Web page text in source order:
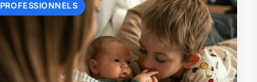
PROFESSIONNELS